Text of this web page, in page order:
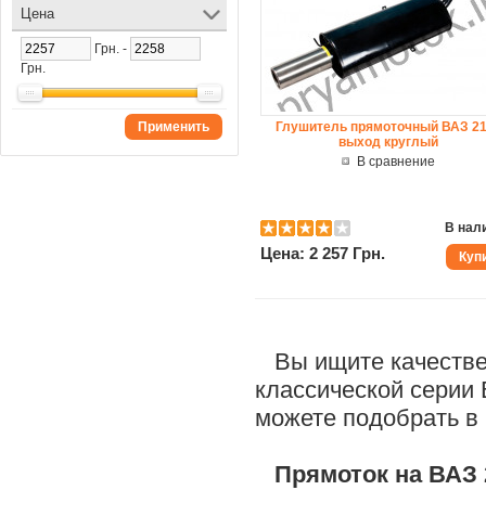
Цена
Грн. -
Грн.
Применить
Глушитель прямоточный ВАЗ
выход круглый
В сравнение
В
Цена: 2 257 Грн.
Вы ищите
классической
можете подобрать
Прямоток на ВАЗ